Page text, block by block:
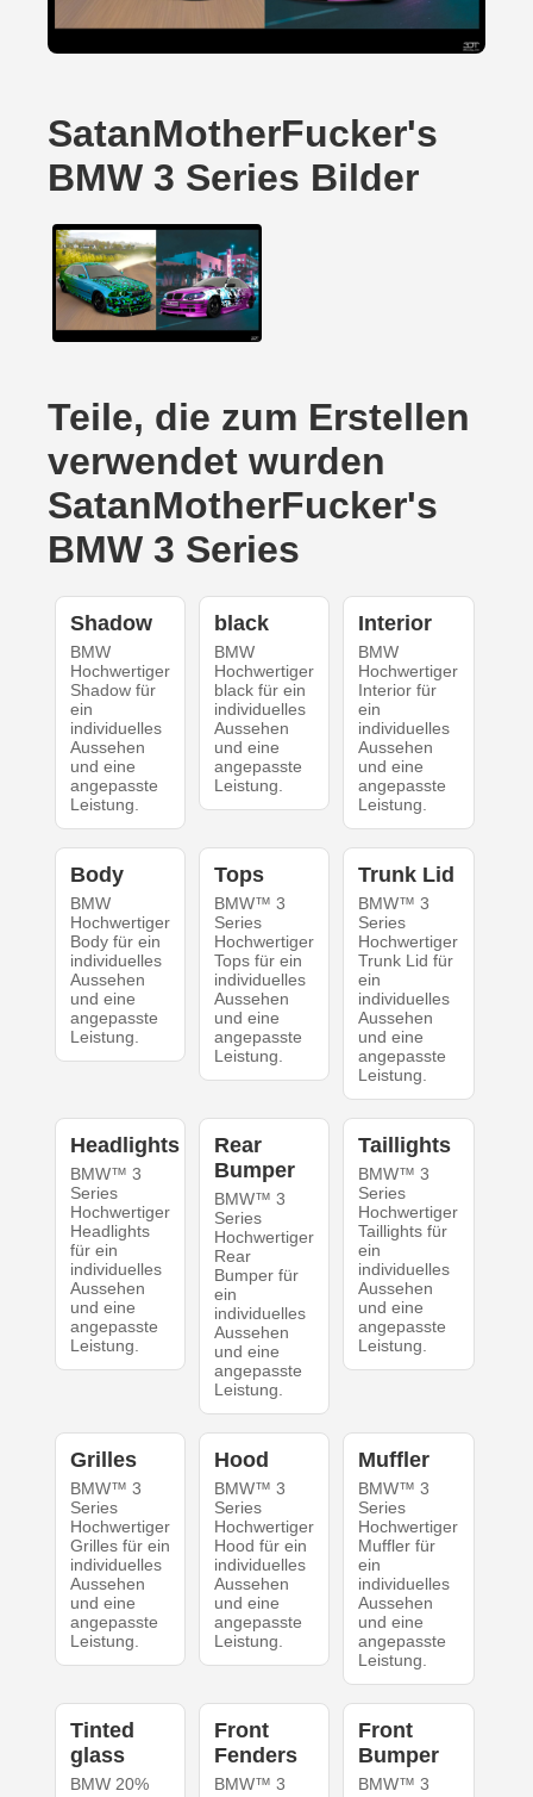
SatanMotherFucker's
BMW 3 Series Bilder
Teile, die zum Erstellen
verwendet wurden
SatanMotherFucker's
BMW 3 Series
Shadow
BMW
Hochwertiger
Shadow für
ein
individuelles
Aussehen
und eine
angepasste
Leistung.
black
BMW
Hochwertiger
black für ein
individuelles
Aussehen
und eine
angepasste
Leistung.
Interior
BMW
Hochwertiger
Interior für
ein
individuelles
Aussehen
und eine
angepasste
Leistung.
Body
BMW
Hochwertiger
Body für ein
individuelles
Aussehen
und eine
angepasste
Leistung.
Tops
BMW™ 3
Series
Hochwertiger
Tops für ein
individuelles
Aussehen
und eine
angepasste
Leistung.
Trunk Lid
BMW™ 3
Series
Hochwertiger
Trunk Lid für
ein
individuelles
Aussehen
und eine
angepasste
Leistung.
Headlights
BMW™ 3
Series
Hochwertiger
Headlights
für ein
individuelles
Aussehen
und eine
angepasste
Leistung.
Rear
Bumper
BMW™ 3
Series
Hochwertiger
Rear
Bumper für
ein
individuelles
Aussehen
und eine
angepasste
Leistung.
Taillights
BMW™ 3
Series
Hochwertiger
Taillights für
ein
individuelles
Aussehen
und eine
angepasste
Leistung.
Grilles
BMW™ 3
Series
Hochwertiger
Grilles für ein
individuelles
Aussehen
und eine
angepasste
Leistung.
Hood
BMW™ 3
Series
Hochwertiger
Hood für ein
individuelles
Aussehen
und eine
angepasste
Leistung.
Muffler
BMW™ 3
Series
Hochwertiger
Muffler für
ein
individuelles
Aussehen
und eine
angepasste
Leistung.
Tinted
glass
BMW 20%
Front
Fenders
BMW™ 3
Front
Bumper
BMW™ 3